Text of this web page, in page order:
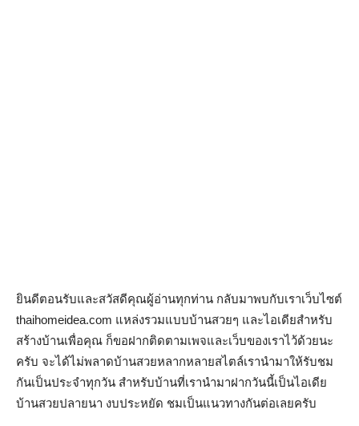
ยินดีตอนรับและสวัสดีคุณผู้อ่านทุกท่าน กลับมาพบกับเราเว็บไซต์
thaihomeidea.com แหล่งรวมแบบบ้านสวยๆ และไอเดียสำหรับ
สร้างบ้านเพื่อคุณ ก็ขอฝากติดตามเพจและเว็บของเราไว้ด้วยนะ
ครับ จะได้ไม่พลาดบ้านสวยหลากหลายสไตล์เรานำมาให้รับชม
กันเป็นประจำทุกวัน สำหรับบ้านที่เรานำมาฝากวันนี้เป็นไอเดีย
บ้านสวยปลายนา งบประหยัด ชมเป็นแนวทางกันต่อเลยครับ